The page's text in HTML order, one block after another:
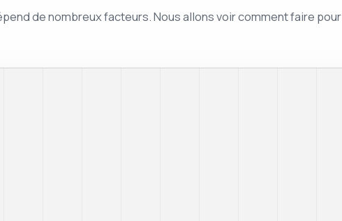
de nombreux facteurs. Nous allons voir comment faire